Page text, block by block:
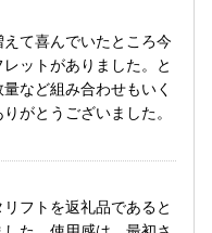
て喜んでいたところ今
ットがありました。と
など組み合わせもいく
がとうございました。
フトを返礼品であると